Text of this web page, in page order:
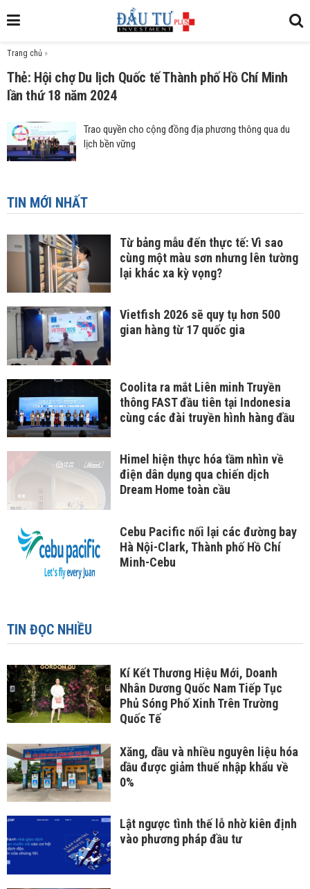
Trang chủ »
Thẻ: Hội chợ Du lịch Quốc tế Thành phố Hồ Chí Minh
lần thứ 18 năm 2024
Trao quyền cho cộng đồng địa phương thông qua du
lịch bền vững
TIN MỚI NHẤT
Từ bảng mẫu đến thực tế: Vì sao
cùng một màu sơn nhưng lên tường
lại khác xa kỳ vọng?
Vietfish 2026 sẽ quy tụ hơn 500
gian hàng từ 17 quốc gia
Coolita ra mắt Liên minh Truyền
thông FAST đầu tiên tại Indonesia
cùng các đài truyền hình hàng đầu
Himel hiện thực hóa tầm nhìn về
điện dân dụng qua chiến dịch
Dream Home toàn cầu
Cebu Pacific nối lại các đường bay
Hà Nội-Clark, Thành phố Hồ Chí
Minh-Cebu
TIN ĐỌC NHIỀU
Kí Kết Thương Hiệu Mới, Doanh
Nhân Dương Quốc Nam Tiếp Tục
Phủ Sóng Phố Xinh Trên Trường
Quốc Tế
Xăng, dầu và nhiều nguyên liệu hóa
dầu được giảm thuế nhập khẩu về
0%
Lật ngược tình thế lỗ nhờ kiên định
vào phương pháp đầu tư